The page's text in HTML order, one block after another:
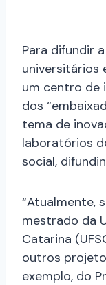
Para difundir
universitários
um centro de
dos
tema de
laboratórios
social,
“Atualmente,
mestrado da
Catarina
outros
exemplo, do